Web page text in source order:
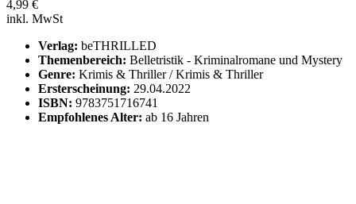
4,99 €
inkl. MwSt
Verlag: beTHRILLED
Themenbereich: Belletristik - Kriminalromane und Mystery
Genre: Krimis & Thriller / Krimis & Thriller
Ersterscheinung: 29.04.2022
ISBN: 9783751716741
Empfohlenes Alter: ab 16 Jahren